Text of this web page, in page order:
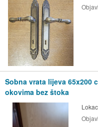
Sobna vrata lijeva 65x200
okovima bez štoka